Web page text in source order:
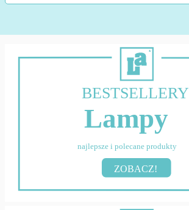
BESTSELLERY
Lampy
najlepsze i polecane produkty
ZOBACZ!